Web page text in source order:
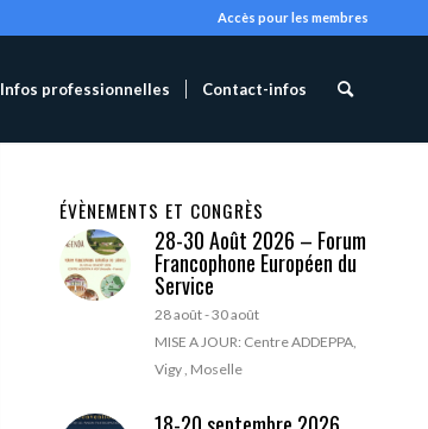
Accès pour les membres
Infos professionnelles Contact-infos
ÉVÈNEMENTS ET CONGRÈS
28-30 Août 2026 – Forum
Francophone Européen du
Service
28 août-30 août
MISE A JOUR: Centre ADDEPPA,
Vigy , Moselle